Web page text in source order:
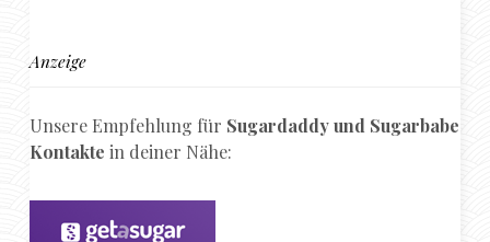
Anzeige
Unsere Empfehlung für Sugardaddy und Sugarbabe
Kontakte in deiner Nähe: